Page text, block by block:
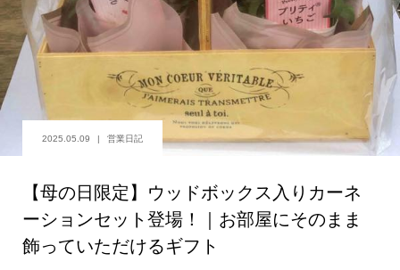
2025.05.09 営業日記
【母の日限定】ウッドボックス入りカーネ
ーションセット登場！｜お部屋にそのまま
飾っていただけるギフト